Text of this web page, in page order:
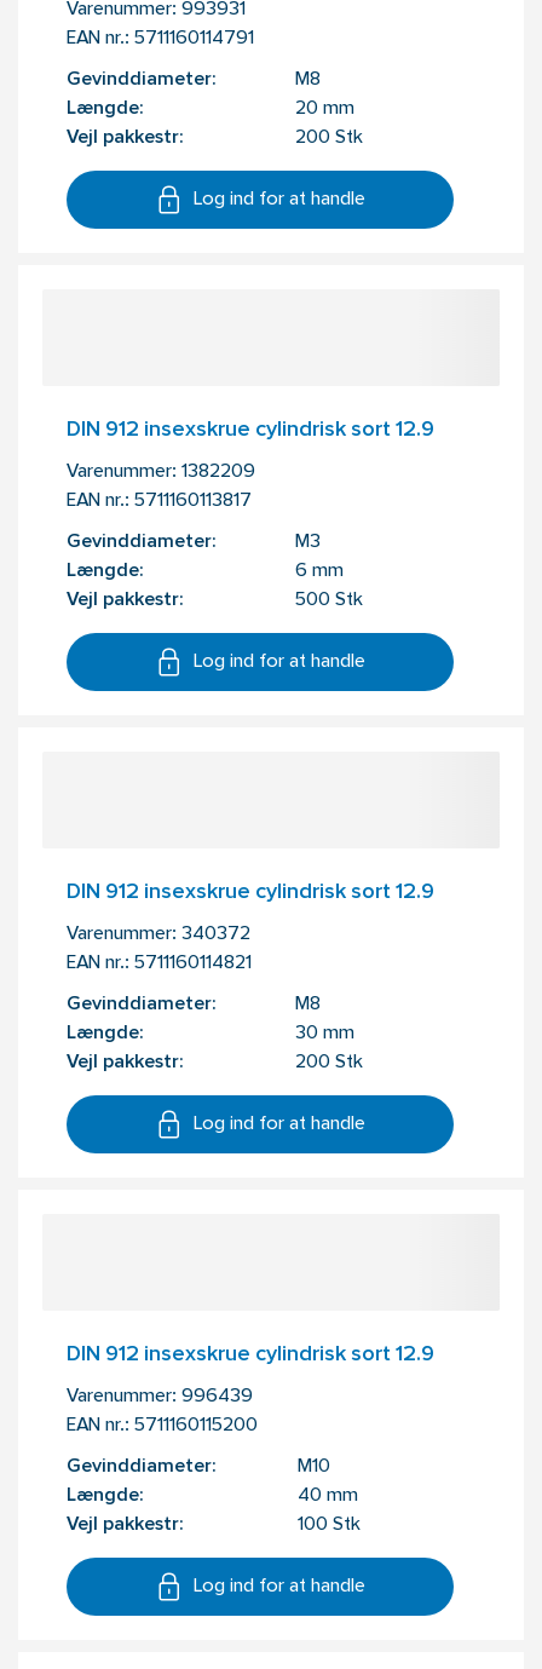
Varenummer: 993931
EAN nr.: 5711160114791
Gevinddiameter:
M8
Længde:
20 mm
Vejl pakkestr:
200 Stk
Log ind for at handle
DIN 912 insexskrue cylindrisk sort 12.9
Varenummer: 1382209
EAN nr.: 5711160113817
Gevinddiameter:
M3
Længde:
6 mm
Vejl pakkestr:
500 Stk
Log ind for at handle
DIN 912 insexskrue cylindrisk sort 12.9
Varenummer: 340372
EAN nr.: 5711160114821
Gevinddiameter:
M8
Længde:
30 mm
Vejl pakkestr:
200 Stk
Log ind for at handle
DIN 912 insexskrue cylindrisk sort 12.9
Varenummer: 996439
EAN nr.: 5711160115200
Gevinddiameter:
M10
Længde:
40 mm
Vejl pakkestr:
100 Stk
Log ind for at handle